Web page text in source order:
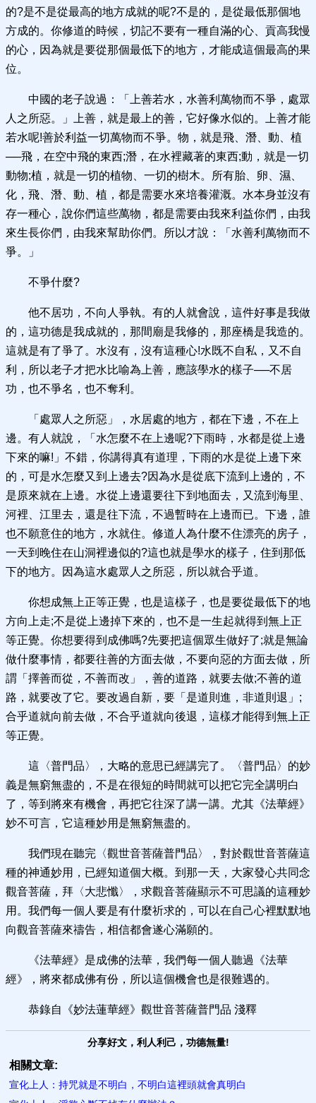
的?是不是從最高的地方成就的呢?不是的，是從最低那個地
方成的。你修道的時候，切記不要有一種自滿的心、貢高我慢
的心，因為就是要從那個最低下的地方，才能成這個最高的果
位。
中國的老子說過：「上善若水，水善利萬物而不爭，處眾
人之所惡。」上善，就是最上的善，它好像水似的。上善才能
若水呢!善於利益一切萬物而不爭。物，就是飛、潛、動、植
──飛，在空中飛的東西;潛，在水裡藏著的東西;動，就是一切
動物;植，就是一切的植物、一切的樹木。所有胎、卵、濕、
化，飛、潛、動、植，都是需要水來培養灌溉。水本身並沒有
存一種心，說你們這些萬物，都是需要由我來利益你們，由我
來生長你們，由我來幫助你們。所以才說：「水善利萬物而不
爭。」
不爭什麼?
他不居功，不向人爭執。有的人就會說，這件好事是我做
的，這功德是我成就的，那間廟是我修的，那座橋是我造的。
這就是有了爭了。水沒有，沒有這種心!水既不自私，又不自
利，所以老子才把水比喻為上善，應該學水的樣子──不居
功，也不爭名，也不奪利。
「處眾人之所惡」，水居處的地方，都在下邊，不在上
邊。有人就說，「水怎麼不在上邊呢?下雨時，水都是從上邊
下來的嘛!」不錯，你講得真有道理，下雨的水是從上邊下來
的，可是水怎麼又到上邊去?因為水是從底下流到上邊的，不
是原來就在上邊。水從上邊還要往下到地面去，又流到海里、
河裡、江里去，還是往下流，不過暫時在上邊而已。下邊，誰
也不願意住的地方，水就住。修道人為什麼不住漂亮的房子，
一天到晚住在山洞裡邊似的?這也就是學水的樣子，住到那低
下的地方。因為這水處眾人之所惡，所以就合乎道。
你想成無上正等正覺，也是這樣子，也是要從最低下的地
方向上走;不是從上邊掉下來的，也不是一生起就得到無上正
等正覺。你想要得到成佛嗎?先要把這個眾生做好了;就是無論
做什麼事情，都要往善的方面去做，不要向惡的方面去做，所
謂「擇善而從，不善而改」，善的道路，就要去做;不善的道
路，就要改了它。要改過自新，要「是道則進，非道則退」;
合乎道就向前去做，不合乎道就向後退，這樣才能得到無上正
等正覺。
這〈普門品〉，大略的意思已經講完了。〈普門品〉的妙
義是無窮無盡的，不是在很短的時間就可以把它完全講明白
了，等到將來有機會，再把它往深了講一講。尤其《法華經》
妙不可言，它這種妙用是無窮無盡的。
我們現在聽完〈觀世音菩薩普門品〉，對於觀世音菩薩這
種的神通妙用，已經知道個大概。到那一天，大家發心共同念
觀音菩薩，拜〈大悲懺〉，求觀音菩薩顯示不可思議的這種妙
用。我們每一個人要是有什麼祈求的，可以在自己心裡默默地
向觀音菩薩來禱告，相信都會遂心滿願的。
《法華經》是成佛的法華，我們每一個人聽過《法華
經》，將來都成佛有份，所以這個機會也是很難遇的。
恭錄自《妙法蓮華經》觀世音菩薩普門品 淺釋
分享好文，利人利己，功德無量!
相關文章:
宣化上人：持咒就是不明白，不明白這裡頭就會真明白